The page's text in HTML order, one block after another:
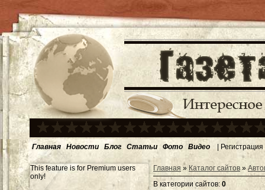
Главная Новости Блог Статьи Фото Видео | Регистрация
This feature is for Premium users
only!
Главная » Каталог сайтов »
В категории сайтов: 0